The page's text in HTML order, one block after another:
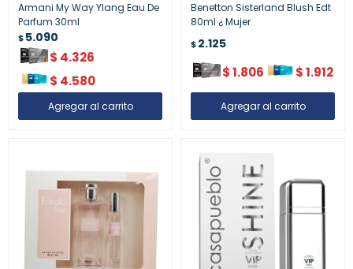
Armani My Way Ylang Eau De
Parfum 30ml
$5.090
$ 4.326
$ 4.580
Benetton Sisterland Blush Edt
80ml ¿ Mujer
$2.125
$1.806 $1.912